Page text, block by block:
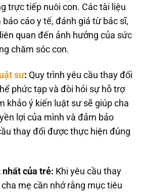
trực tiếp nuôi con. Các tài liệu
cáo y tế, đánh giá từ bác sĩ,
quan đến ảnh hưởng của sức
chăm sóc con.
luật sư: Quy trình yêu cầu thay đổi
phức tạp và đòi hỏi sự hỗ trợ
khảo ý kiến luật sư sẽ giúp cha
lợi của mình và đảm bảo
thay đổi được thực hiện đúng
của trẻ: Khi yêu cầu thay
mẹ cần nhớ rằng mục tiêu